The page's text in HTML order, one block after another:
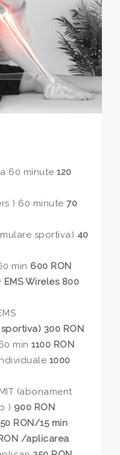
60 minute 120
) 60 minute 70
sportiva) 40
min 600 RON
EMS Wireles 800
300 RON
min 1100 RON
1000
(abonament
) 900 RON
50 RON/15 min
/aplicarea